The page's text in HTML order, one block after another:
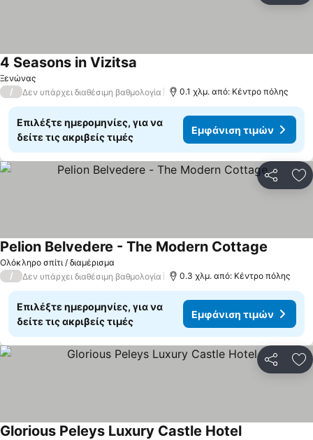
Ξενώνας
4 Seasons in Vizitsa
/ Δεν υπάρχει διαθέσιμη βαθμολογία 0.1 χλμ. από: Κέντρο πόλης
Επιλέξτε ημερομηνίες, για να
δείτε τις ακριβείς τιμές
Εμφάνιση τιμών
Ολόκληρο σπίτι / διαμέρισμα
Pelion Belvedere - The Modern Cottage
/ Δεν υπάρχει διαθέσιμη βαθμολογία 0.3 χλμ. από: Κέντρο πόλης
Επιλέξτε ημερομηνίες, για να
δείτε τις ακριβείς τιμές
Εμφάνιση τιμών
Glorious Peleys Luxury Castle Hotel